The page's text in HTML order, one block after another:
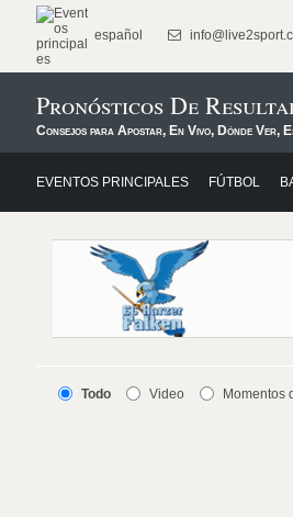
español
Pronósticos De
Consejos para Apostar, En Vivo, Dónde Ver,
EVENTOS PRINCIPALES FÚTBOL
Todo Video Momentos